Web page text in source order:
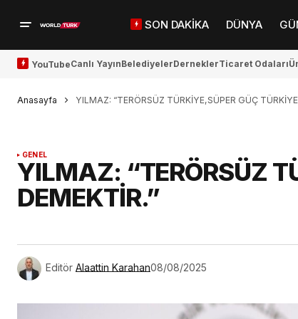
SON DAKİKA DÜNYA
YouTubeCanlı YayınBelediyelerDerneklerTicaret Odaları
Anasayfa YILMAZ: “TERÖRSÜZ TÜRKİYE,SÜPER GÜÇ
GENEL
YILMAZ: “TERÖRSÜZ
DEMEKTİR.”
Editör Alaattin Karahan08/08/2025